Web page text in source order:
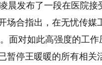
晨发布了一段在医院
场合指出，在无忧传
面对如此高强度的工
暂停王暖暖的所有相关